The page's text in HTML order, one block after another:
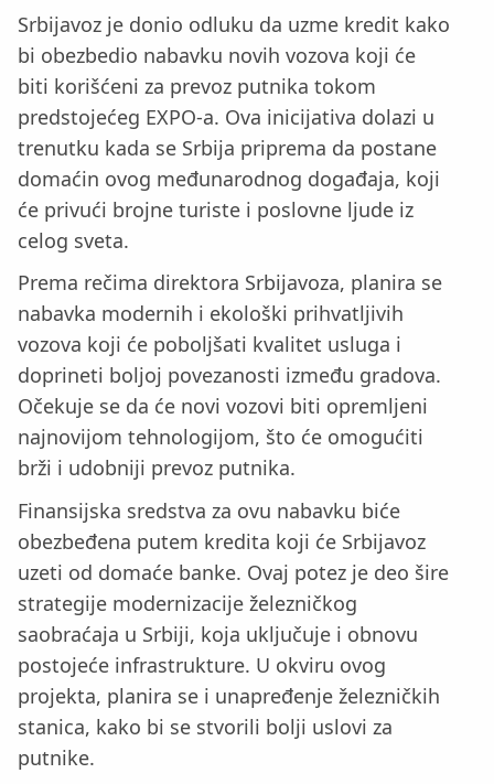
Srbijavoz je donio odluku da uzme kredit kako
bi obezbedio nabavku novih vozova koji će
biti korišćeni za prevoz putnika tokom
predstojećeg EXPO-a. Ova inicijativa dolazi u
trenutku kada se Srbija priprema da postane
domaćin ovog međunarodnog događaja, koji
će privući brojne turiste i poslovne ljude iz
celog sveta.
Prema rečima direktora Srbijavoza, planira se
nabavka modernih i ekološki prihvatljivih
vozova koji će poboljšati kvalitet usluga i
doprineti boljoj povezanosti između gradova.
Očekuje se da će novi vozovi biti opremljeni
najnovijom tehnologijom, što će omogućiti
brži i udobniji prevoz putnika.
Finansijska sredstva za ovu nabavku biće
obezbeđena putem kredita koji će Srbijavoz
uzeti od domaće banke. Ovaj potez je deo šire
strategije modernizacije železničkog
saobraćaja u Srbiji, koja uključuje i obnovu
postojeće infrastrukture. U okviru ovog
projekta, planira se i unapređenje železničkih
stanica, kako bi se stvorili bolji uslovi za
putnike.